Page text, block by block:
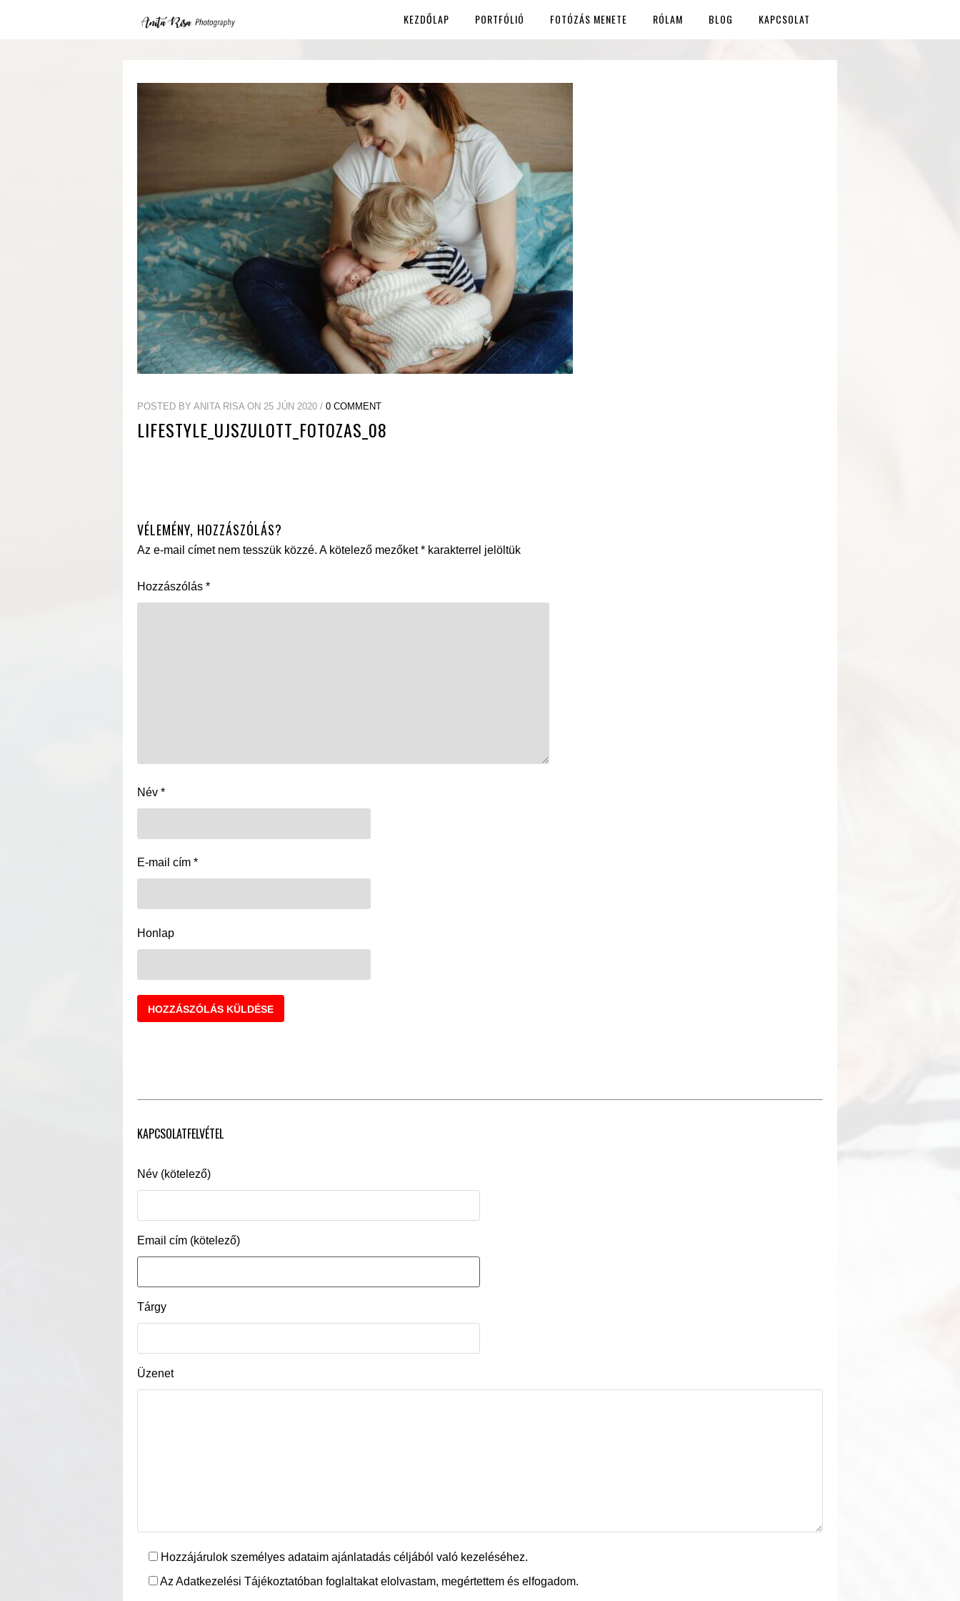
KEZDŐLAP PORTFÓLIÓ FOTÓZÁS MENETE RÓLAM BLOG KAPCSOLAT
POSTED BY ANITA RISA ON 25 JÚN 2020 / 0 COMMENT
LIFESTYLE_UJSZULOTT_FOTOZAS_08
VÉLEMÉNY, HOZZÁSZÓLÁS?
Az e-mail címet nem tesszük közzé. A kötelező mezőket* karakterrel jelöltük
Hozzászólás *
Név *
E-mail cím *
Honlap
KAPCSOLATFELVÉTEL
Név (kötelező)
Email cím (kötelező)
Tárgy
Üzenet
Hozzájárulok személyes adataim ajánlatadás céljából való kezeléséhez.
Az Adatkezelési Tájékoztatóban foglaltakat elolvastam, megértettem és elfogadom.